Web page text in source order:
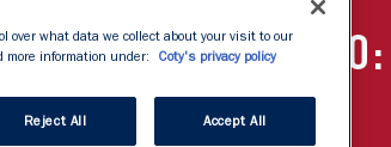
HOW
CIGLIA
over what data we collect about your visit to our
more information under:
Coty's privacy policy
Reject All Accept All